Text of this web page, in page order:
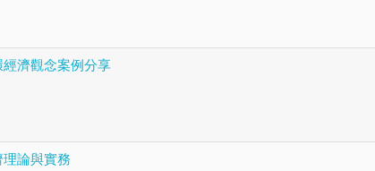
經濟觀念案例分享
論與實務